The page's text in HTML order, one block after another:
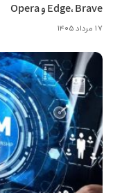
Edge، Brave و Opera
۱۷ مرداد ۱۴۰۵